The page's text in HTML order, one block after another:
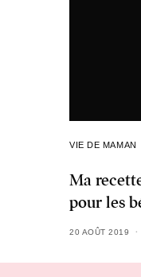
VIE DE MAMAN
Ma
pour les
20 AOÛT 2019